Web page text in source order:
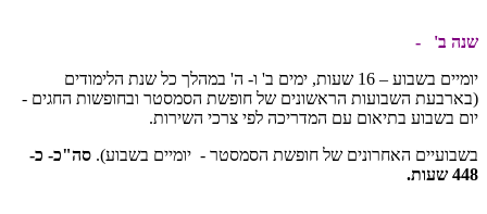
שנה ב' -
יומיים בשבוע – 16 שעות, ימים ב' ו- ה' במהלך כל שנת הלימודים
(בארבעת השבועות הראשונים של חופשת הסמסטר ובחופשות החגים -
יום בשבוע בתיאום עם המדריכה לפי צרכי השירות.
בשבועיים האחרונים של חופשת הסמסטר - יומיים בשבוע). סה"כ- כ-
448 שעות.